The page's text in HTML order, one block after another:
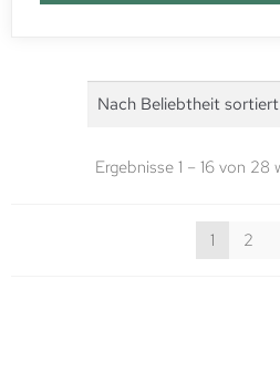
Ergebnisse 1 – 16 von 28
1 2